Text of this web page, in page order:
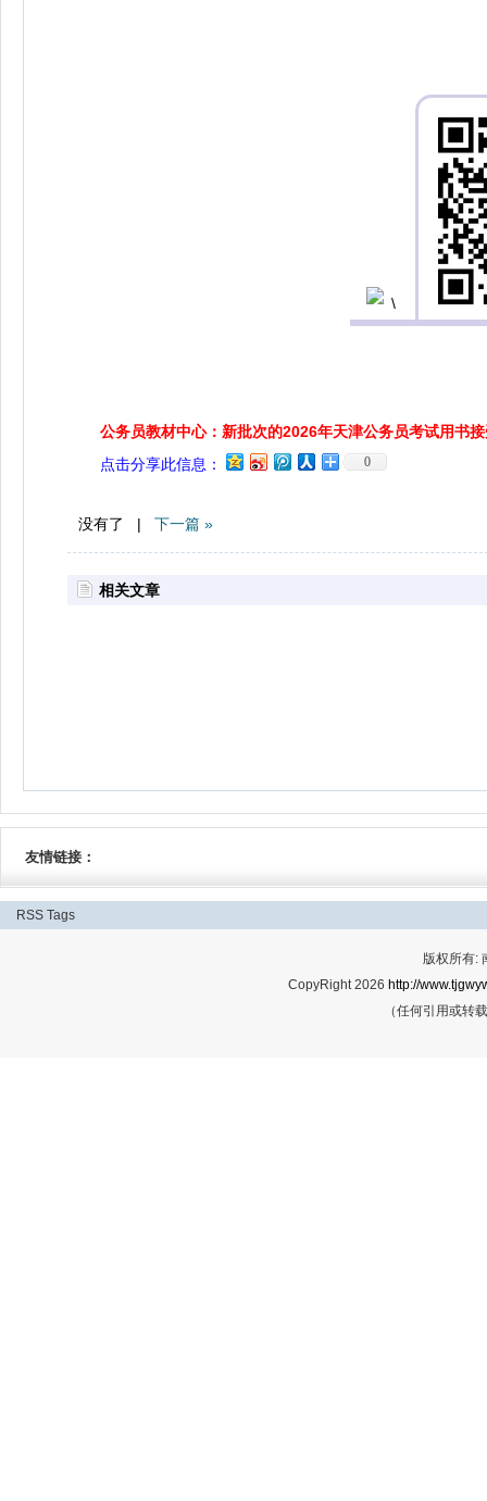
公务员教材中心：新批次的2026年天津公务员考试用书
点击分享此信息：
0
没有了 | 下一篇 »
相关文章
友情链接：
RSS Tags
版权所有:
CopyRight 2026 http://
（任何引用或转